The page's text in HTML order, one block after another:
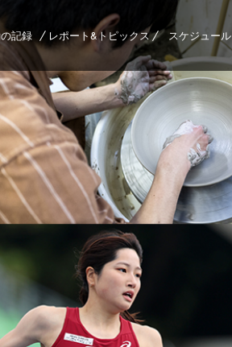
記録 レポート&トピックス スケジュール